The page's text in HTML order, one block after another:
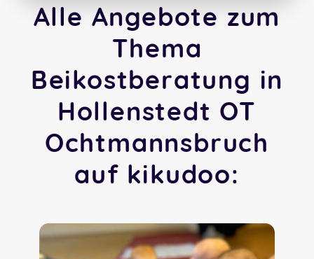
Alle Angebote zum
Thema
Beikostberatung in
Hollenstedt OT
Ochtmannsbruch
auf kikudoo: